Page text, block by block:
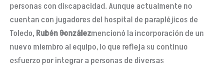
personas con discapacidad. Aunque actualmente no
cuentan con jugadores del hospital de parapléjicos de
Toledo, RubénGonzálezmencionó la incorporación de un
nuevo miembro al equipo, lo que refleja su continuo
esfuerzo por integrar a personas de diversas